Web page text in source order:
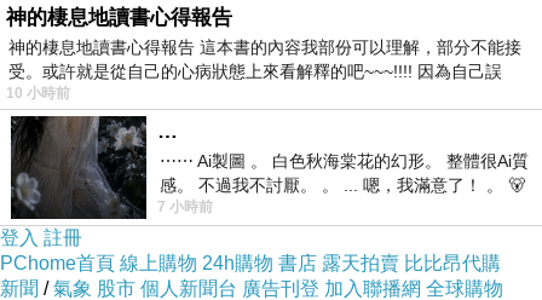
SKII 全效活膚潔面乳20g-5+青春露10ml-5+超進
化光感煥白精華液 0.7ml-5@E@
Smiths Rosebud 花蕾膏經典護唇組 軟管
BIOTHERM碧兒泉 5000L活泉平衡潔顏膠
(20ml)-3@E@
K’ ERASTASE 卡詩 皇家鳶尾滋養髮乳(200ml)
【SAUGELLA賽吉兒】高效修護保溼凝膠-日用
型(30ml x2)
神的棲息地讀書心得報告
神的棲息地讀書心得報告 這本書的內容我部份可以理解，部分不能接
受。或許就是從自己的心病狀態上來看解釋的吧~~~!!!! 因為自己誤
10 小時前
…
⋯⋯ Ai製圖 。 白色秋海棠花的幻形。 整體很Ai質
感。 不過我不討厭。 。 ... 嗯，我滿意了！ 。 🐻
昨中
7 小時前
登入 註冊
PChome首頁 線上購物 24h購物 書店 露天拍賣 比比昂代購
新聞 /氣象 股市 個人新聞台 廣告刊登 加入聯播網 全球購物